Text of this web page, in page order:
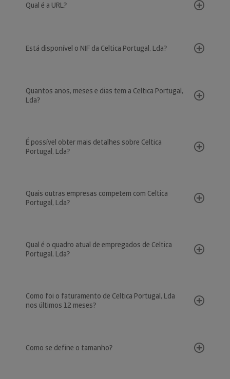
Qual é a URL?
Está disponível o NIF da Celtica Portugal, Lda?
Quantos anos, meses e dias tem a Celtica Portugal,
Lda?
É possível obter mais detalhes sobre Celtica
Portugal, Lda?
Quais outras empresas competem com Celtica
Portugal, Lda?
Qual é o quadro atual de empregados de Celtica
Portugal, Lda?
Como foi o faturamento de Celtica Portugal, Lda
nos últimos 12 meses?
Como se define o tamanho?